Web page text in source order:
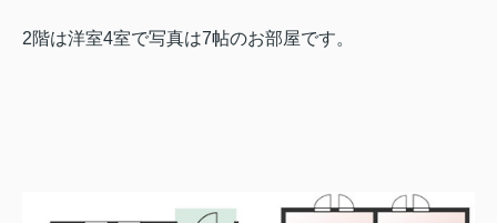
2階は洋室4室で写真は7帖のお部屋です。